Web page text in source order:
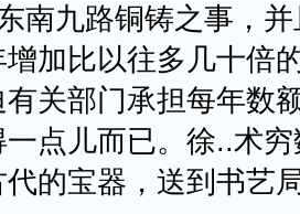
南九路铜铸之事，
加比以往多几十倍
关部门承担每年数
点儿而已。徐..术
的宝器，送到书艺